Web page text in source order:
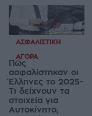
ΑΣΦΑΛΙΣΤΙΚΉ
ΑΓΟΡΆ
Πώς
ασφαλίστηκαν οι
Έλληνες το 2025-
Τι δείχνουν τα
στοιχεία για
Αυτοκίνητο,